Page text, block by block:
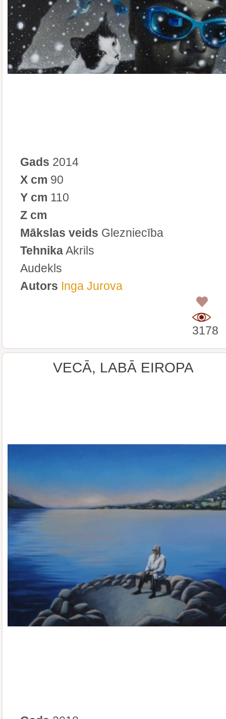
Gads 2014
X cm 90
Y cm 110
Z cm
Mākslas veids Glezniecība
TehnikaAkrils
Audekls
Autors Inga Jurova
3178
VECĀ, LABĀ EIROPA